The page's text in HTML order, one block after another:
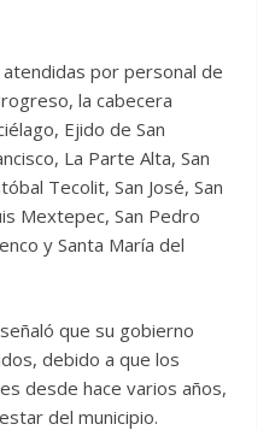
por personal de
la cabecera
Ejido de San
La Parte Alta, San
Tecolit, San José, San
Mextepec, San Pedro
y Santa María del
que su gobierno
debido a que los
desde hace varios años,
del municipio.